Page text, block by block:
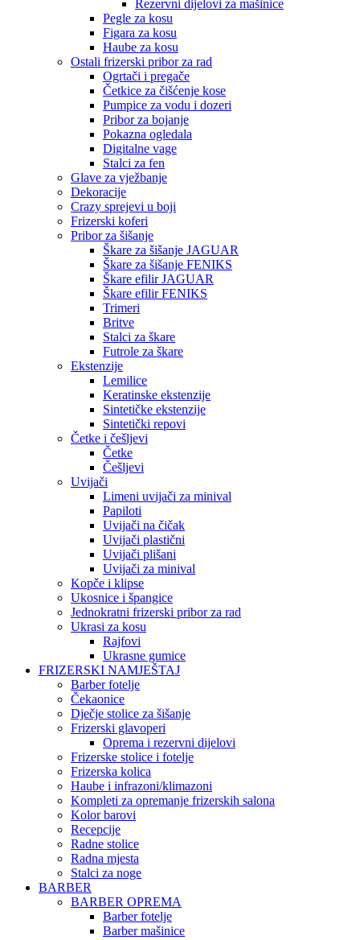
Rezervni dijelovi za mašinice
Pegle za kosu
Figara za kosu
Haube za kosu
Ostali frizerski pribor za rad
Ogrtači i pregače
Četkice za čišćenje kose
Pumpice za vodu i dozeri
Pribor za bojanje
Pokazna ogledala
Digitalne vage
Stalci za fen
Glave za vježbanje
Dekoracije
Crazy sprejevi u boji
Frizerski koferi
Pribor za šišanje
Škare za šišanje JAGUAR
Škare za šišanje FENIKS
Škare efilir JAGUAR
Škare efilir FENIKS
Trimeri
Britve
Stalci za škare
Futrole za škare
Ekstenzije
Lemilice
Keratinske ekstenzije
Sintetičke ekstenzije
Sintetički repovi
Četke i češljevi
Četke
Češljevi
Uvijači
Limeni uvijači za minival
Papiloti
Uvijači na čičak
Uvijači plastični
Uvijači plišani
Uvijači za minival
Kopče i klipse
Ukosnice i špangice
Jednokratni frizerski pribor za rad
Ukrasi za kosu
Rajfovi
Ukrasne gumice
FRIZERSKI NAMJEŠTAJ
Barber fotelje
Čekaonice
Dječje stolice za šišanje
Frizerski glavoperi
Oprema i rezervni dijelovi
Frizerske stolice i fotelje
Frizerska kolica
Haube i infrazoni/klimazoni
Kompleti za opremanje frizerskih salona
Kolor barovi
Recepcije
Radne stolice
Radna mjesta
Stalci za noge
BARBER
BARBER OPREMA
Barber fotelje
Barber mašinice